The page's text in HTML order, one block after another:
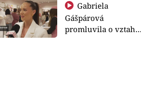
Gabriela
Gášpárová
promluvila o vztahu